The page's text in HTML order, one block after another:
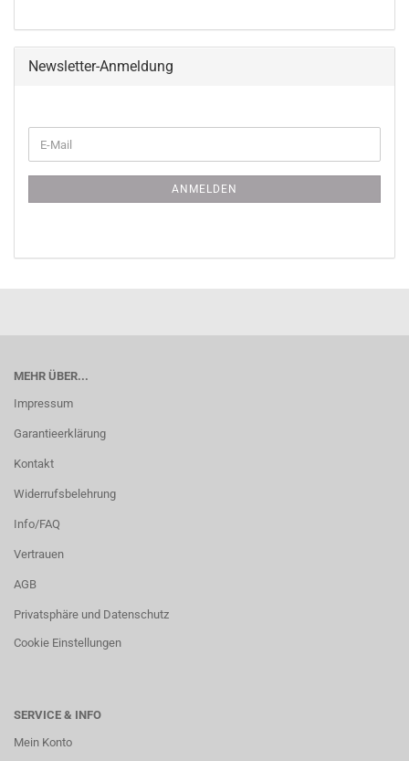
Newsletter-Anmeldung
ZUR
E-
Mail
ANMELDEN
MEHR ÜBER...
Impressum
Garantieerklärung
Kontakt
Widerrufsbelehrung
Info/FAQ
Vertrauen
AGB
Privatsphäre und Datenschutz
Cookie Einstellungen
SERVICE & INFO
Mein Konto